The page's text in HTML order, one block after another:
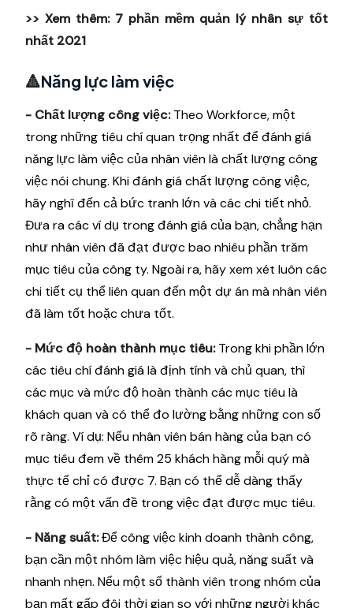
>> Xem thêm: 7 phần mềm quản lý nhân sự tốt
nhất 2021
🔺Năng lực làm việc
- Chất lượng công việc:Theo Workforce, một
trong những tiêu chí quan trọng nhất để đánh giá
năng lực làm việc của nhân viên là chất lượng công
việc nói chung. Khi đánh giá chất lượng công việc,
hãy nghĩ đến cả bức tranh lớn và các chi tiết nhỏ.
Đưa ra các ví dụ trong đánh giá của bạn, chẳng hạn
như nhân viên đã đạt được bao nhiêu phần trăm
mục tiêu của công ty. Ngoài ra, hãy xem xét luôn các
chi tiết cụ thể liên quan đến một dự án mà nhân viên
đã làm tốt hoặc chưa tốt.
- Mức độ hoàn thành mục tiêu:Trong khi phần lớn
các tiêu chí đánh giá là định tính và chủ quan, thì
các mục và mức độ hoàn thành các mục tiêu là
khách quan và có thể đo lường bằng những con số
rõ ràng. Ví dụ: Nếu nhân viên bán hàng của bạn có
mục tiêu đem về thêm 25 khách hàng mỗi quý mà
thực tế chỉ có được 7. Bạn có thể dễ dàng thấy
rằng có một vấn đề trong việc đạt được mục tiêu.
- Năng suất:Để công việc kinh doanh thành công,
bạn cần một nhóm làm việc hiệu quả, năng suất và
nhanh nhẹn. Nếu một số thành viên trong nhóm của
bạn mất gấp đôi thời gian so với những người khác